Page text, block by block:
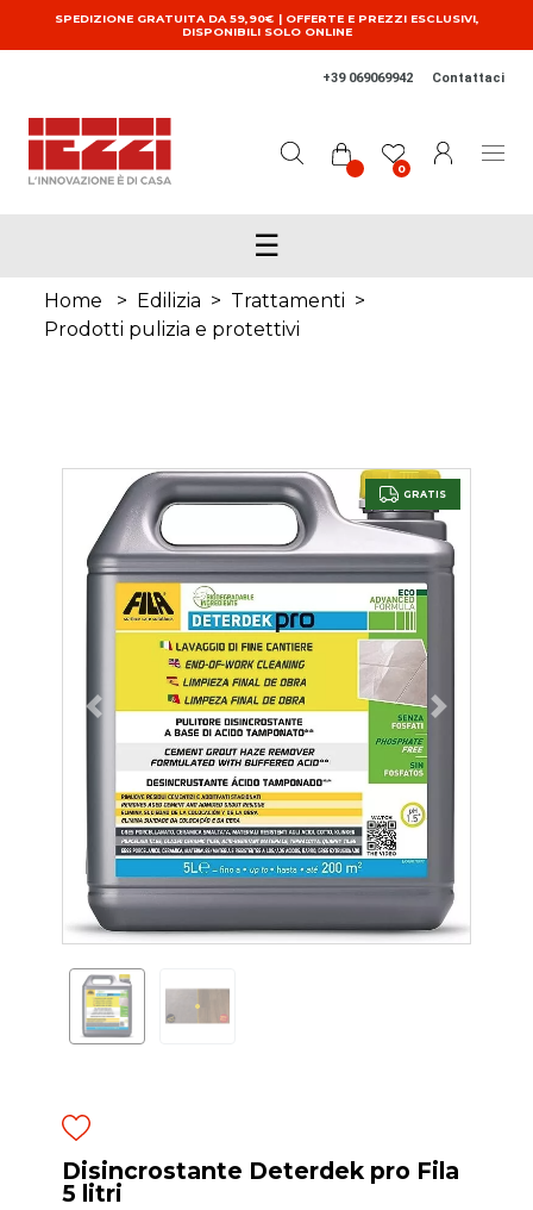
Salta al contenuto principale
SPEDIZIONE GRATUITA DA 59,90€ | OFFERTE E PREZZI ESCLUSIVI,
DISPONIBILI SOLO ONLINE
+39 069069942 Contattaci
0
☰
Home > Edilizia > Trattamenti >
Prodotti pulizia e protettivi
GRATIS
Disincrostante Deterdek pro Fila
5 litri